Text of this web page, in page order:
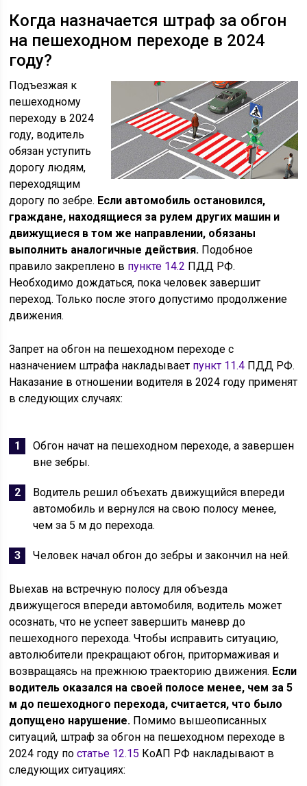
Когда назначается штраф за обгон
на пешеходном переходе в 2024
году?
Подъезжая к
пешеходному
переходу в 2024
году, водитель
обязан уступить
дорогу людям,
переходящим
дорогу по зебре. Если автомобиль остановился,
граждане, находящиеся за рулем других машин и
движущиеся в том же направлении, обязаны
выполнить аналогичные действия. Подобное
правило закреплено в пункте 14.2 ПДД РФ.
Необходимо дождаться, пока человек завершит
переход. Только после этого допустимо продолжение
движения.
Запрет на обгон на пешеходном переходе с
назначением штрафа накладывает пункт 11.4 ПДД РФ.
Наказание в отношении водителя в 2024 году применят
в следующих случаях:
Обгон начат на пешеходном переходе, а завершен
вне зебры.
Водитель решил объехать движущийся впереди
автомобиль и вернулся на свою полосу менее,
чем за 5 м до перехода.
Человек начал обгон до зебры и закончил на ней.
Выехав на встречную полосу для объезда
движущегося впереди автомобиля, водитель может
осознать, что не успеет завершить маневр до
пешеходного перехода. Чтобы исправить ситуацию,
автолюбители прекращают обгон, притормаживая и
возвращаясь на прежнюю траекторию движения. Если
водитель оказался на своей полосе менее, чем за 5
м до пешеходного перехода, считается, что было
допущено нарушение. Помимо вышеописанных
ситуаций, штраф за обгон на пешеходном переходе в
2024 году постатье 12.15 КоАП РФ накладывают в
следующих ситуациях: